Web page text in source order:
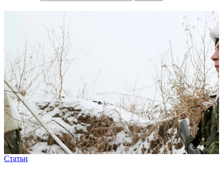
Статьи